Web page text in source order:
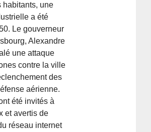
habitants, une
a été
Le gouverneur
Alexandre
une attaque
contre la ville
des
aérienne.
été invités à
et avertis de
réseau internet